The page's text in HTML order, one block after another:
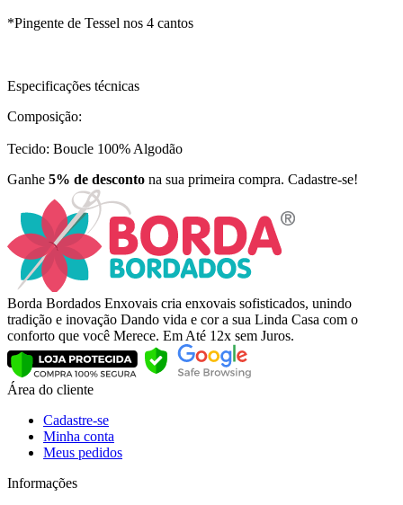
*Pingente de Tessel nos 4 cantos
Especificações técnicas
Composição:
Tecido: Boucle 100% Algodão
Ganhe 5% de desconto na sua primeira compra. Cadastre-se!
Borda Bordados Enxovais cria enxovais sofisticados, unindo
tradição e inovação Dando vida e cor a sua Linda Casa com o
conforto que você Merece. Em Até 12x sem Juros.
Área do cliente
Cadastre-se
Minha conta
Meus pedidos
Informações